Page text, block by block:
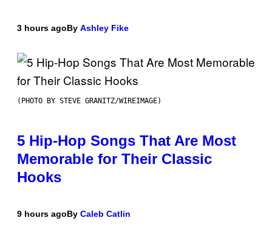
3 hours agoBy Ashley Fike
(PHOTO BY STEVE GRANITZ/WIREIMAGE)
5 Hip-Hop Songs That Are Most
Memorable for Their Classic
Hooks
9 hours agoBy Caleb Catlin